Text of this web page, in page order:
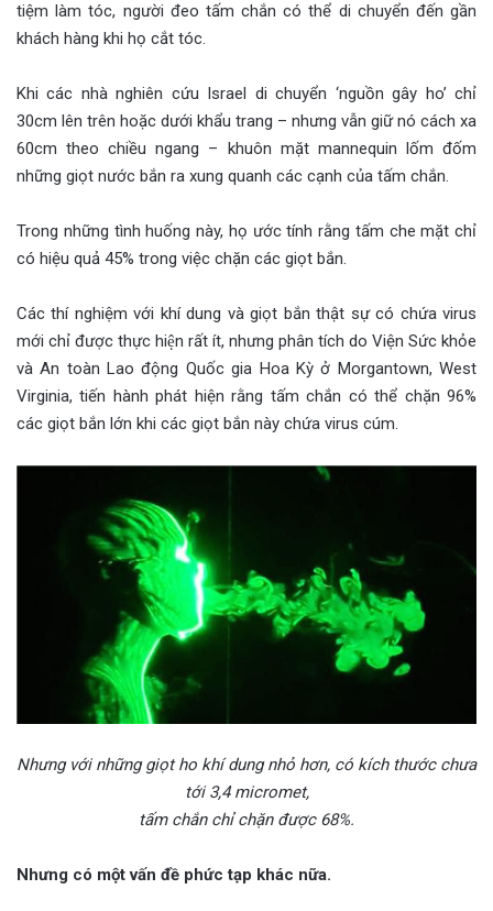
tiệm làm tóc, người đeo tấm chắn có thể di chuyển đến gần
khách hàng khi họ cắt tóc.
Khi các nhà nghiên cứu Israel di chuyển ‘nguồn gây ho’ chỉ
30cm lên trên hoặc dưới khẩu trang – nhưng vẫn giữ nó cách xa
60cm theo chiều ngang – khuôn mặt mannequin lốm đốm
những giọt nước bắn ra xung quanh các cạnh của tấm chắn.
Trong những tình huống này, họ ước tính rằng tấm che mặt chỉ
có hiệu quả 45% trong việc chặn các giọt bắn.
Các thí nghiệm với khí dung và giọt bắn thật sự có chứa virus
mới chỉ được thực hiện rất ít, nhưng phân tích do Viện Sức khỏe
và An toàn Lao động Quốc gia Hoa Kỳ ở Morgantown, West
Virginia, tiến hành phát hiện rằng tấm chắn có thể chặn 96%
các giọt bắn lớn khi các giọt bắn này chứa virus cúm.
Nhưng với những giọt ho khí dung nhỏ hơn, có kích thước chưa
tới 3,4 micromet,
tấm chắn chỉ chặn được 68%.
Nhưng có một vấn đề phức tạp khác nữa.